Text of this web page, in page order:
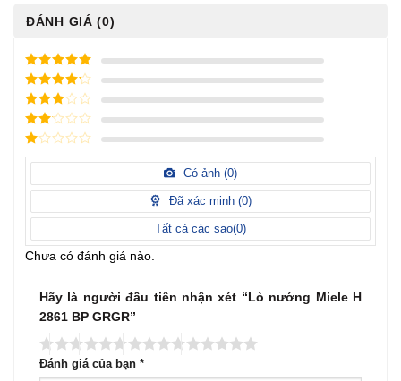
ĐÁNH GIÁ (0)
5/ 5 điểm
4/ 5
điểm
3/ 5
điểm
2/
điểm
1
điểm
Có ảnh (0)
Đã xác minh (0)
Tất cả các sao(0)
Chưa có đánh giá nào.
Hãy là người đầu tiên nhận xét “Lò nướng Miele H
2861 BP GRGR”
Đánh giá của bạn *